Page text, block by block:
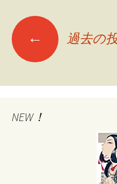
投
稿
ナ
← 過去の
NEW！